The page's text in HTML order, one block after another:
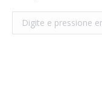
Search: